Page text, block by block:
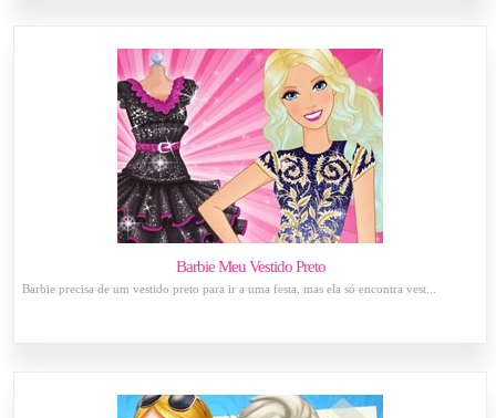
Barbie Meu Vestido Preto
Barbie precisa de um vestido preto para ir a uma festa, mas ela só encontra vest...